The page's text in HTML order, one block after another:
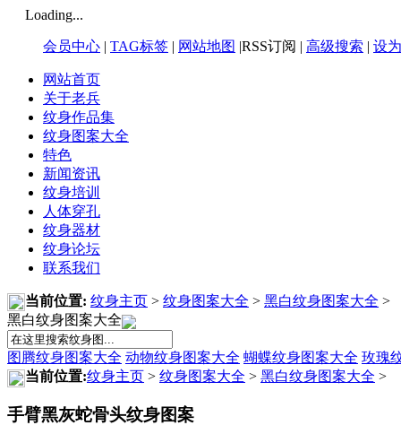
Loading...
会员中心 | TAG标签 | 网站地图 |RSS订阅 | 高级搜索 | 设
网站首页
关于老兵
纹身作品集
纹身图案大全
特色
新闻资讯
纹身培训
人体穿孔
纹身器材
纹身论坛
联系我们
当前位置: 纹身主页 > 纹身图案大全 > 黑白纹身图案大全 >
黑白纹身图案大全
图腾纹身图案大全 动物纹身图案大全 蝴蝶纹身图案大全 玫瑰
当前位置:纹身主页 > 纹身图案大全 > 黑白纹身图案大全 >
手臂黑灰蛇骨头纹身图案